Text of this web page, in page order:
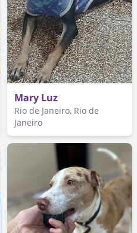
Mary Luz
Rio de Janeiro, Rio de
Janeiro